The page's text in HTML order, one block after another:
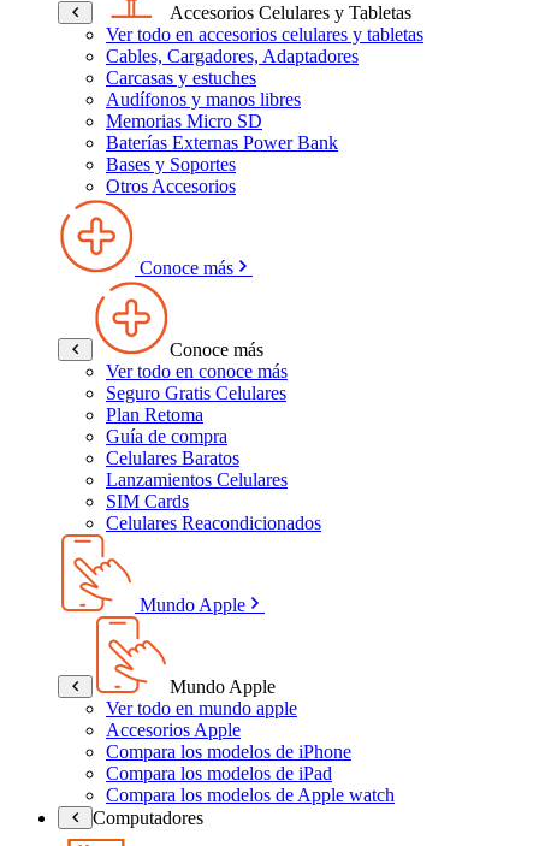
Accesorios Celulares y Tabletas
Ver todo en accesorios celulares y tabletas
Cables, Cargadores, Adaptadores
Carcasas y estuches
Audífonos y manos libres
Memorias Micro SD
Baterías Externas Power Bank
Bases y Soportes
Otros Accesorios
Conoce más
Conoce más
Ver todo en conoce más
Seguro Gratis Celulares
Plan Retoma
Guía de compra
Celulares Baratos
Lanzamientos Celulares
SIM Cards
Celulares Reacondicionados
Mundo Apple
Mundo Apple
Ver todo en mundo apple
Accesorios Apple
Compara los modelos de iPhone
Compara los modelos de iPad
Compara los modelos de Apple watch
Computadores